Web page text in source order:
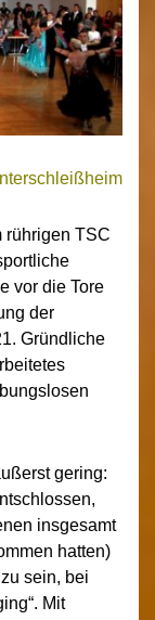
rührigen TSC
vor die Tore
der
Gründliche
gering:
insgesamt
hatten)
sein, bei
Mit